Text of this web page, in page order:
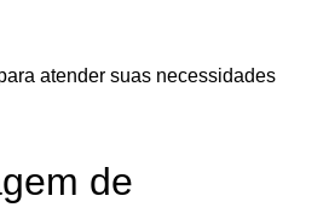
atender suas necessidades
de